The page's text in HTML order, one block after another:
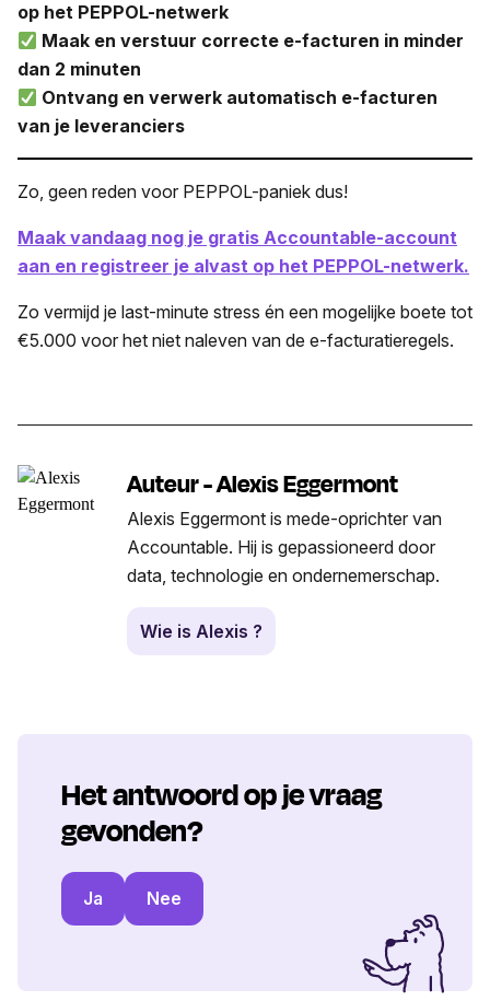
op het PEPPOL-netwerk
Maak en verstuur correcte e-facturen in minder
dan 2 minuten
Ontvang en verwerk automatisch e-facturen
van je leveranciers
Zo, geen reden voor PEPPOL-paniek dus!
Maak vandaag nog je gratis Accountable-account
aan en registreer je alvast op het PEPPOL-netwerk.
Zo vermijd je last-minute stress én een mogelijke boete tot
€5.000 voor het niet naleven van de e-facturatieregels.
Auteur - Alexis Eggermont
Alexis Eggermont is mede-oprichter van
Accountable. Hij is gepassioneerd door
data, technologie en ondernemerschap.
Wie is Alexis ?
Het antwoord op je vraag
gevonden?
Ja Nee